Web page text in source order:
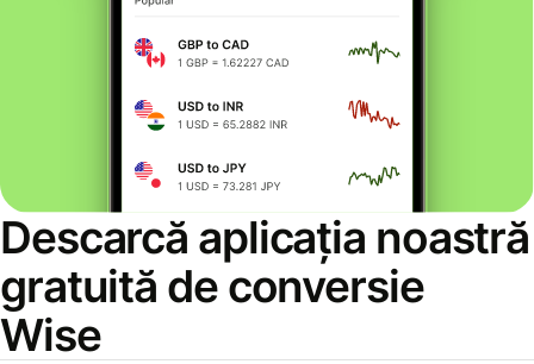
Descarcă aplicația noastră
gratuită de conversie
Wise